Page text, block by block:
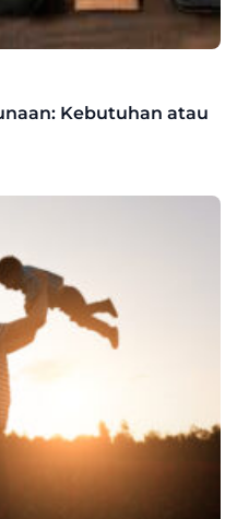
Kebutuhan atau